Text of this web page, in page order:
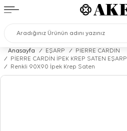
Anasayfa / EŞARP /
PIERRE CARDIN
/
PİERRE CARDİN İPEK KREP SATEN EŞARP
/
Renkli 90X90 İpek Krep Saten